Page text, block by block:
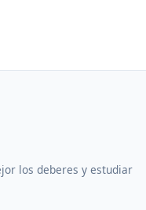
los deberes y estudiar